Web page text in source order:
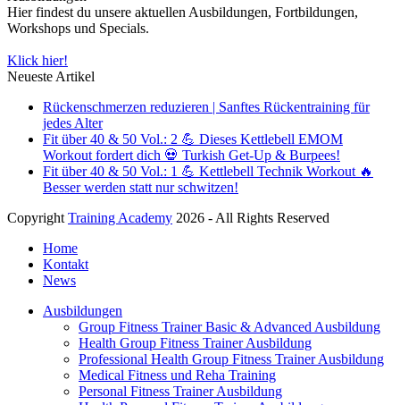
Hier findest du unsere aktuellen Ausbildungen, Fortbildungen,
Workshops und Specials.
Klick hier!
Neueste Artikel
Rückenschmerzen reduzieren | Sanftes Rückentraining für
jedes Alter
Fit über 40 & 50 Vol.: 2 💪 Dieses Kettlebell EMOM
Workout fordert dich 💀 Turkish Get-Up & Burpees!
Fit über 40 & 50 Vol.: 1 💪 Kettlebell Technik Workout 🔥
Besser werden statt nur schwitzen!
Copyright Training Academy 2026 - All Rights Reserved
Home
Kontakt
News
Ausbildungen
Group Fitness Trainer Basic & Advanced Ausbildung
Health Group Fitness Trainer Ausbildung
Professional Health Group Fitness Trainer Ausbildung
Medical Fitness und Reha Training
Personal Fitness Trainer Ausbildung